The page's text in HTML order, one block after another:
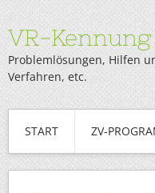
VR-Kennung
Problemlösungen, Hilfen
Verfahren, etc.
START ZV-